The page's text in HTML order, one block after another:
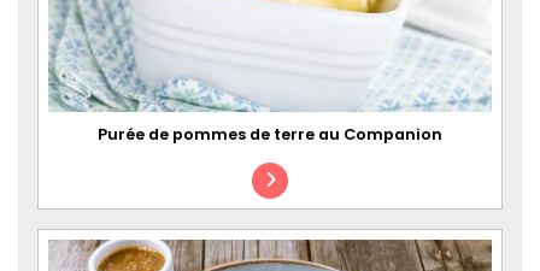
Purée de pommes de terre au Companion